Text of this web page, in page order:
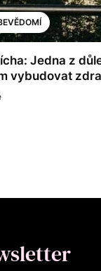
Jedna z
vybudovat